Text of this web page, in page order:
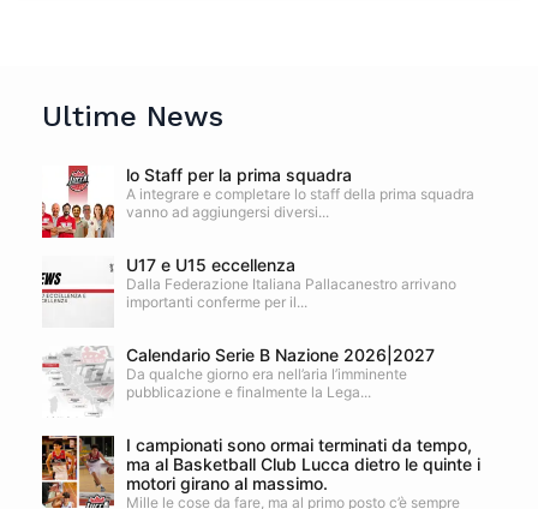
Ultime News
lo Staff per la prima squadra
A integrare e completare lo staff della prima squadra
vanno ad aggiungersi diversi...
U17 e U15 eccellenza
Dalla Federazione Italiana Pallacanestro arrivano
importanti conferme per il...
Calendario Serie B Nazione 2026|2027
Da qualche giorno era nell’aria l’imminente
pubblicazione e finalmente la Lega...
I campionati sono ormai terminati da tempo,
ma al Basketball Club Lucca dietro le quinte i
motori girano al massimo.
Mille le cose da fare, ma al primo posto c’è sempre